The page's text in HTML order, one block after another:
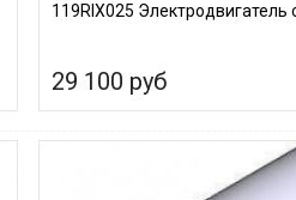
119RIX025 Электродвигатель
29 100 руб